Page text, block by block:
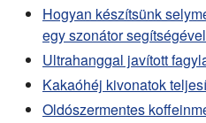
Hogyan készítsünk
egy szonátor
Ultrahanggal javított
Kakaóhéj kivonatok
Oldószermentes